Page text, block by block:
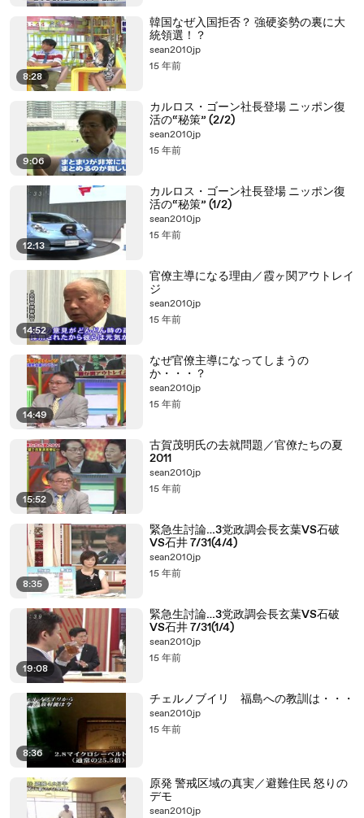
8:28
韓国なぜ入国拒否？ 強硬姿勢の裏に大
統領選！？
sean2010jp
15 年前
9:06
カルロス・ゴーン社長登場 ニッポン復
活の“秘策” (2/2)
sean2010jp
15 年前
12:13
カルロス・ゴーン社長登場 ニッポン復
活の“秘策” (1/2)
sean2010jp
15 年前
14:52
官僚主導になる理由／霞ヶ関アウトレイ
ジ
sean2010jp
15 年前
14:49
なぜ官僚主導になってしまうの
か・・・？
sean2010jp
15 年前
15:52
古賀茂明氏の去就問題／官僚たちの夏
2011
sean2010jp
15 年前
8:35
緊急生討論…3党政調会長玄葉VS石破
VS石井 7/31(4/4)
sean2010jp
15 年前
19:08
緊急生討論…3党政調会長玄葉VS石破
VS石井 7/31(1/4)
sean2010jp
15 年前
8:36
チェルノブイリ 福島への教訓は・・・
sean2010jp
15 年前
原発 警戒区域の真実／避難住民 怒りの
デモ
sean2010jp